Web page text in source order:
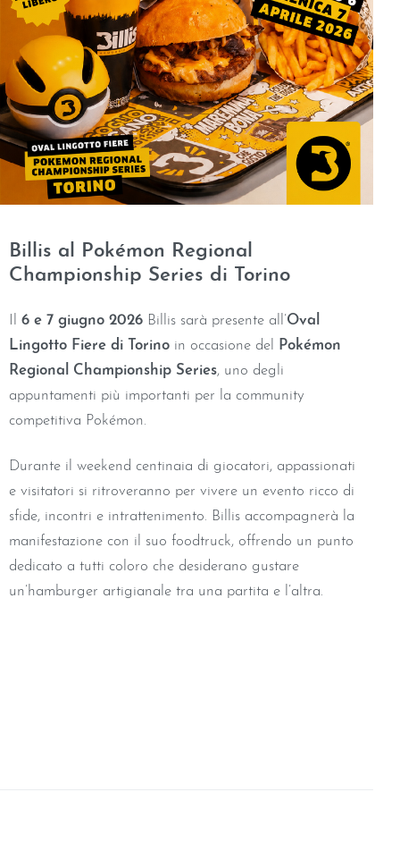
Billis al Pokémon Regional
Championship Series di Torino
6 e 7 giugno 2026 Billis sarà presente all’Oval
Lingotto Fiere di Torino in occasione del
Pokémon
Regional Championship Series, uno degli
appuntamenti più importanti per la community
competitiva Pokémon.
Durante il weekend centinaia di giocatori, appassionati
e visitatori si ritroveranno per vivere un evento ricco di
sfide, incontri e intrattenimento. Billis accompagnerà la
manifestazione con il suo foodtruck, offrendo un punto
dedicato a tutti coloro che desiderano gustare
un’hamburger artigianale tra una partita e l’altra.